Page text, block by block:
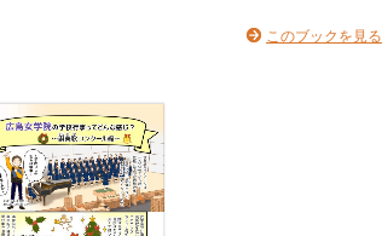
このブックを見る